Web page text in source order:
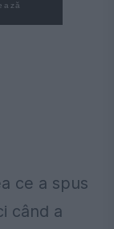
ce a spus
când a